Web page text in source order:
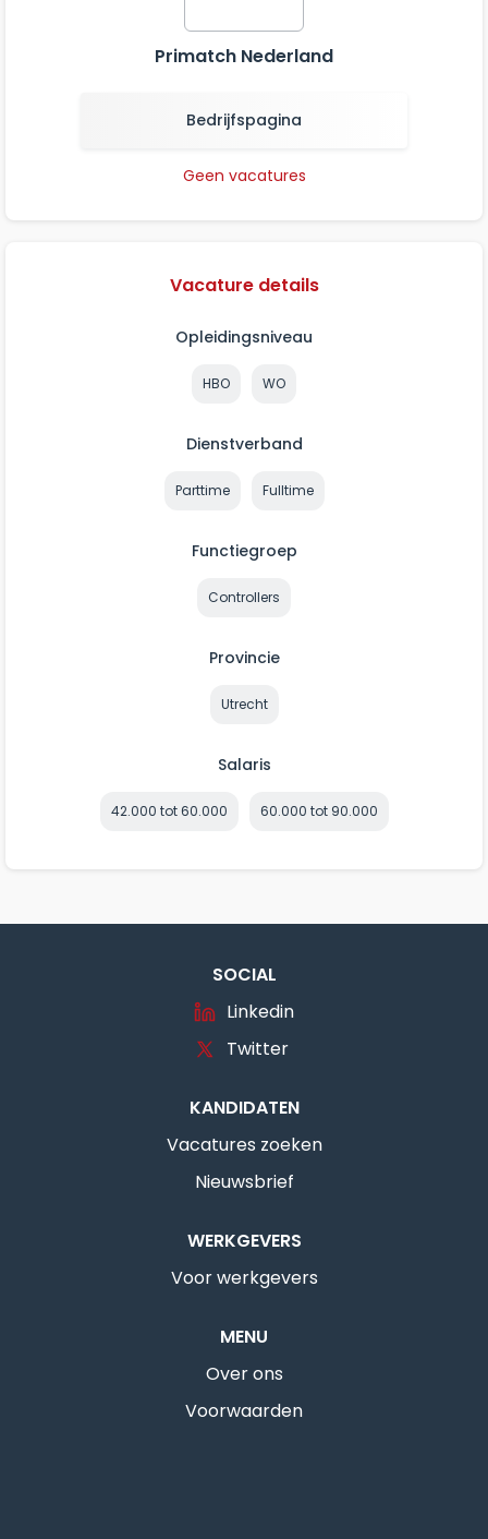
Primatch Nederland
Bedrijfspagina
Geen vacatures
Vacature details
Opleidingsniveau
HBO WO
Dienstverband
Parttime Fulltime
Functiegroep
Controllers
Provincie
Utrecht
Salaris
42.000 tot 60.000 60.000 tot 90.000
SOCIAL
Linkedin
Twitter
KANDIDATEN
Vacatures zoeken
Nieuwsbrief
WERKGEVERS
Voor werkgevers
MENU
Over ons
Voorwaarden